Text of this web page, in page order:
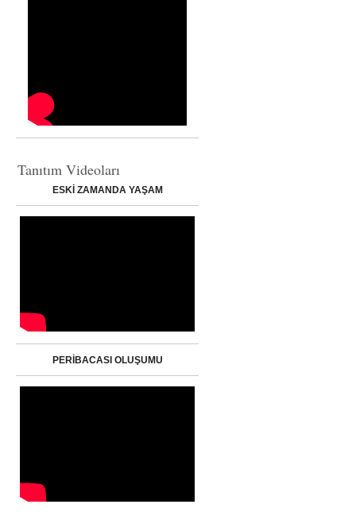
Tanıtım Videoları
ESKİ ZAMANDA YAŞAM
PERİBACASI OLUŞUMU